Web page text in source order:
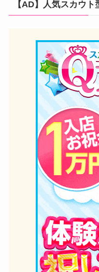
【AD】人気スカウ